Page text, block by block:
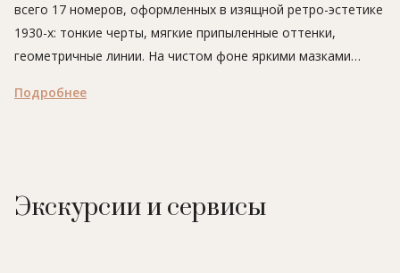
всего 17 номеров, оформленных в изящной ретро-эстетике
1930-х: тонкие черты, мягкие припыленные оттенки,
геометричные линии. На чистом фоне яркими мазками
сюжеты. Некоторые категории номеров могут
средиземноморской кухни и уютной зеленой террасой для
трапезы на свежем воздухе.
Подробнее
Экскурсии и сервисы